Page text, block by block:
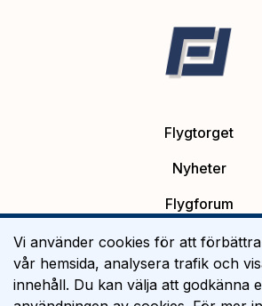
Flygtorget
Nyheter
Flygforum
Platsannonser
Flygutbildning
Vi använder cookies för att
vår hemsida, analysera trafik och
innehåll. Du kan välja att godkänna